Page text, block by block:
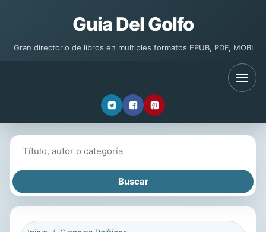
Guia Del Golfo
Gran directorio de libros en multiples formatos EPUB, PDF, MOBI